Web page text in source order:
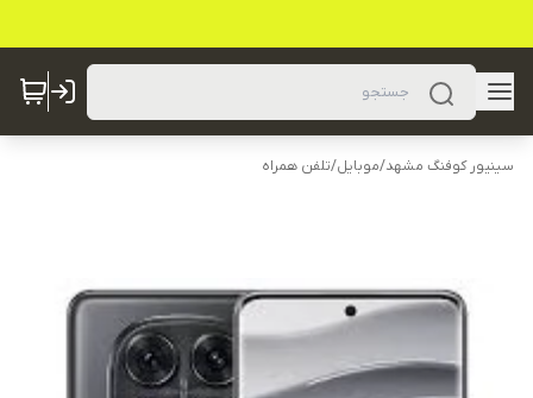
سینیور کوفنگ مشهد/موبایل/تلفن همراه